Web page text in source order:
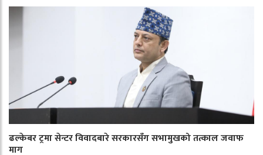
ढल्केबर ट्रमा सेन्टर विवादबारे सरकारसँग सभामुखको तत्काल जवाफ
माग